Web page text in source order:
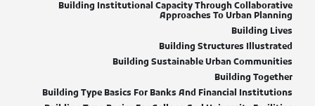
Building Institutional Capacity Through Collaborative
Approaches To Urban Planning
Building Lives
Building Structures Illustrated
Building Sustainable Urban Communities
Building Together
Building Type Basics For Banks And Financial Institutions